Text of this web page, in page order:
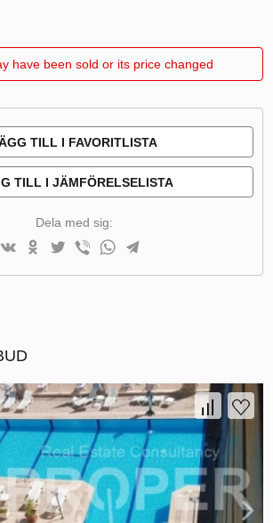
have been sold or its price changed
TILL I FAVORITLISTA
TILL I JÄMFÖRELSELISTA
Dela med sig: